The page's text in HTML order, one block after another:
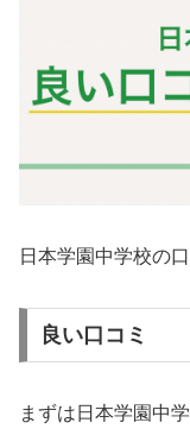
日本学園中学校の
良い口コミ
まずは日本学園中